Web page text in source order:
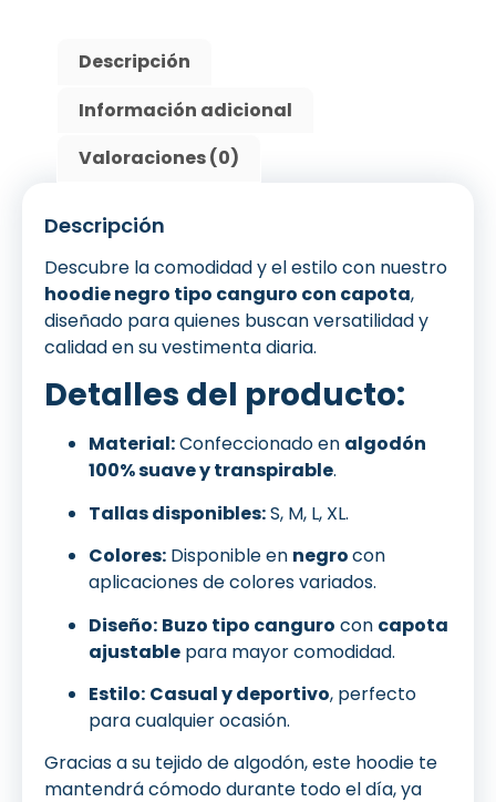
Descripción
Información adicional
Valoraciones (0)
Descripción
Descubre la comodidad y el estilo con nuestro
hoodie negro tipo canguro con capota,
diseñado para quienes buscan versatilidad y
calidad en su vestimenta diaria.
Detalles del producto:
Material:Confeccionado en algodón
100% suave y transpirable.
Tallas disponibles:S, M, L, XL.
Colores: Disponible en negrocon
aplicaciones de colores variados.
Diseño: Buzo tipo canguro con capota
ajustable para mayor comodidad.
Estilo: Casual y deportivo, perfecto
para cualquier ocasión.
Gracias a su tejido de algodón, este hoodie te
mantendrá cómodo durante todo el día, ya